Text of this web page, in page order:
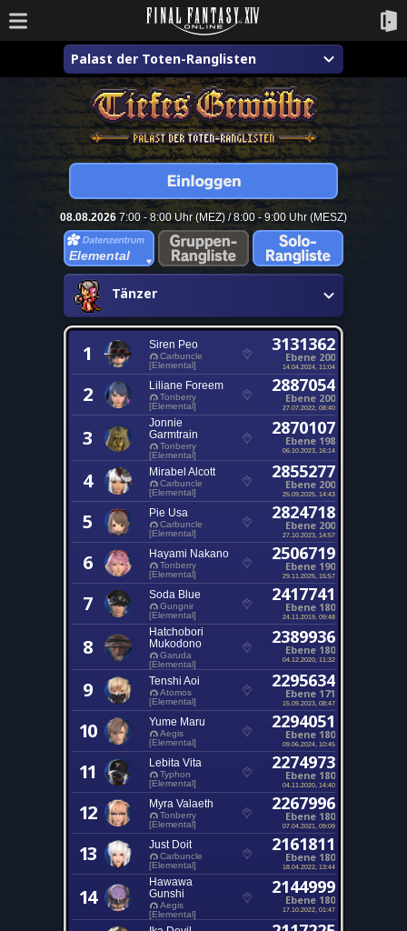
Palast der Toten-Ranglisten
08.08.2026 7:00 - 8:00 Uhr (MEZ) / 8:00 - 9:00 Uhr (MESZ)
Elemental
Tänzer
1 Siren Peo
Carbuncle
[Elemental]
3131362
Ebene 200
14.04.2024, 11:04
2 Liliane Foreem
Tonberry
[Elemental]
2887054
Ebene 200
27.07.2022, 08:40
3
Jonnie
Garmtrain
Tonberry
[Elemental]
2870107
Ebene 198
06.10.2023, 16:14
4 Mirabel Alcott
Carbuncle
[Elemental]
2855277
Ebene 200
25.09.2025, 14:43
5 Pie Usa
Carbuncle
[Elemental]
2824718
Ebene 200
27.10.2023, 14:57
6 Hayami Nakano
Tonberry
[Elemental]
2506719
Ebene 190
29.11.2025, 15:57
7 Soda Blue
Gungnir
[Elemental]
2417741
Ebene 180
24.11.2019, 09:48
8
Hatchobori
Mukodono
Garuda
[Elemental]
2389936
Ebene 180
04.12.2020, 11:32
9 Tenshi Aoi
Atomos
[Elemental]
2295634
Ebene 171
15.09.2023, 08:47
10 Yume Maru
Aegis
[Elemental]
2294051
Ebene 180
09.06.2024, 10:45
11 Lebita Vita
Typhon
[Elemental]
2274973
Ebene 180
04.11.2020, 14:40
12 Myra Valaeth
Tonberry
[Elemental]
2267996
Ebene 180
07.04.2021, 09:09
13 Just Doit
Carbuncle
[Elemental]
2161811
Ebene 180
18.04.2022, 13:44
14
Hawawa
Gunshi
Aegis
[Elemental]
2144999
Ebene 180
17.10.2022, 01:47